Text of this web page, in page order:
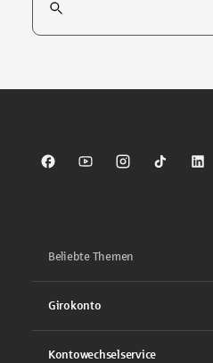
Sparkasse auf Facebook
Sparkasse auf Youtube
Sparkasse auf
Beliebte Themen
Girokonto
Kontowechselservice